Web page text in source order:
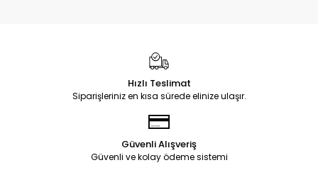
Hızlı Teslimat
Siparişleriniz en kısa sürede elinize ulaşır.
Güvenli Alışveriş
Güvenli ve kolay ödeme sistemi